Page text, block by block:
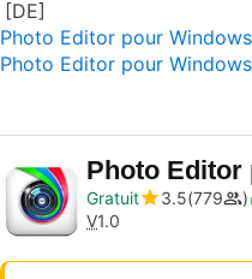
Photo Editor pour
Photo Editor pour
Photo Editor
Gratuit 3.5 779
V1.0